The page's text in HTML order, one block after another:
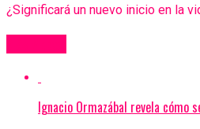
¿Significará un nuevo inicio en la
Ignacio Ormazábal revela cómo